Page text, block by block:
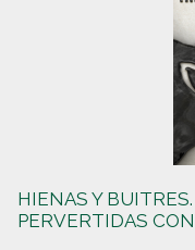
HIENAS Y
PERVERTIDAS